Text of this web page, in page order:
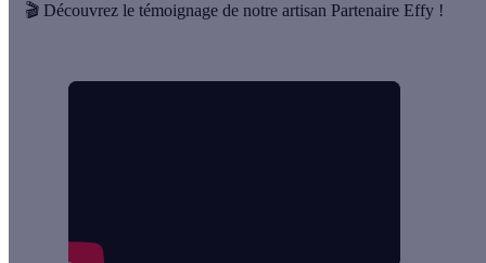
🎬 Découvrez le témoignage de notre artisan Partenaire Effy !